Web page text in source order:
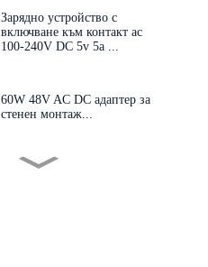
Зарядно устройство с
включване към контакт ac
100-240V DC 5v 5a ...
60W 48V AC DC адаптер за
стенен монтаж...